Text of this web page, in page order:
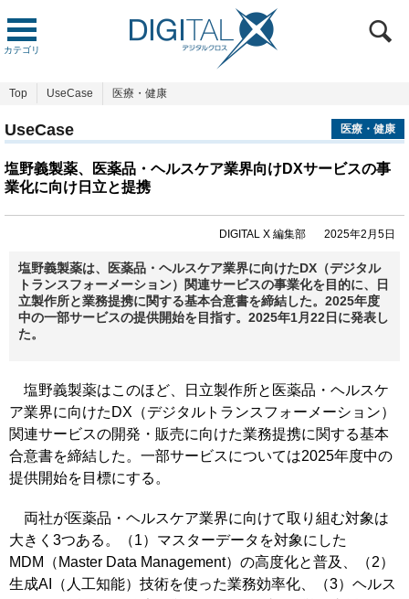
カテゴリ
Top UseCase 医療・健康
UseCase 医療・健康
塩野義製薬、医薬品・ヘルスケア業界向けDXサービスの事
業化に向け日立と提携
DIGITAL X 編集部 2025年2月5日
塩野義製薬は、医薬品・ヘルスケア業界に向けたDX（デジタル
トランスフォーメーション）関連サービスの事業化を目的に、日
立製作所と業務提携に関する基本合意書を締結した。2025年度
中の一部サービスの提供開始を目指す。2025年1月22日に発表し
た。
塩野義製薬はこのほど、日立製作所と医薬品・ヘルスケ
ア業界に向けたDX（デジタルトランスフォーメーション）
関連サービスの開発・販売に向けた業務提携に関する基本
合意書を締結した。一部サービスについては2025年度中の
提供開始を目標にする。
両社が医薬品・ヘルスケア業界に向けて取り組む対象は
大きく3つある。（1）マスターデータを対象にした
MDM（Master Data Management）の高度化と普及、（2）
生成AI（人工知能）技術を使った業務効率化、（3）ヘルス